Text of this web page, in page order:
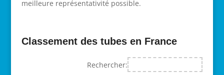
meilleure représentativité possible.
Classement des tubes en France
Rechercher: